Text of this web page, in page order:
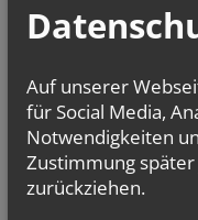
Najdete nás také
na facebooku
Farnost Vídeň
Auf unserer
für Social Media,
Notwendigkeiten
Zustimmung
zurückziehen.